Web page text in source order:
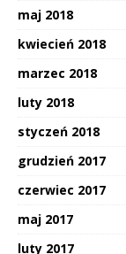
maj 2018
kwiecień 2018
marzec 2018
luty 2018
styczeń 2018
grudzień 2017
czerwiec 2017
maj 2017
luty 2017